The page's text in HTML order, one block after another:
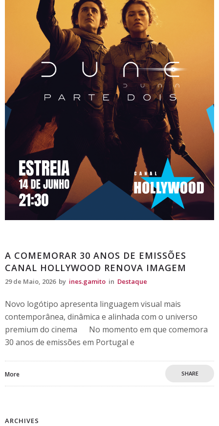
A COMEMORAR 30 ANOS DE EMISSÕES
CANAL HOLLYWOOD RENOVA IMAGEM
29 de Maio, 2026 by ines.gamito in Destaque
Novo logótipo apresenta linguagem visual mais
contemporânea, dinâmica e alinhada com o universo
premium do cinema No momento em que comemora
30 anos de emissões em Portugal e
More SHARE
ARCHIVES